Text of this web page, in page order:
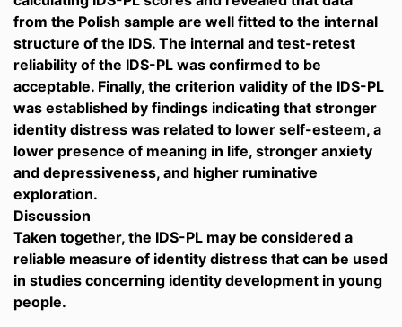
from the Polish sample are well fitted to the internal
structure of the IDS. The internal and test-retest
reliability of the IDS-PL was confirmed to be
acceptable. Finally, the criterion validity of the IDS-PL
was established by findings indicating that stronger
identity distress was related to lower self-esteem, a
lower presence of meaning in life, stronger anxiety
and depressiveness, and higher ruminative
exploration.
Discussion
Taken together, the IDS-PL may be considered a
reliable measure of identity distress that can be used
in studies concerning identity development in young
people.